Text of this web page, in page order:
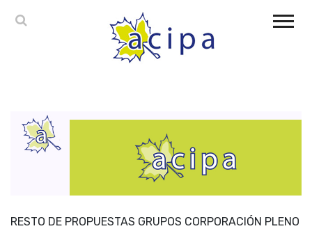
RESTO DE PROPUESTAS GRUPOS CORPORACIÓN PLENO